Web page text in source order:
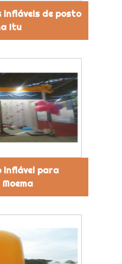
de posto
Itu
inflável para